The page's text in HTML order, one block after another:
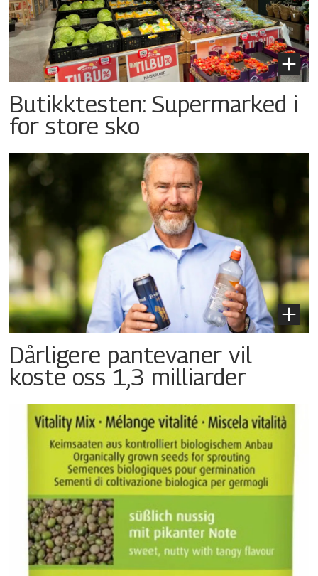
Butikktesten: Supermarked i
for store sko
Dårligere pantevaner vil
koste oss 1,3 milliarder